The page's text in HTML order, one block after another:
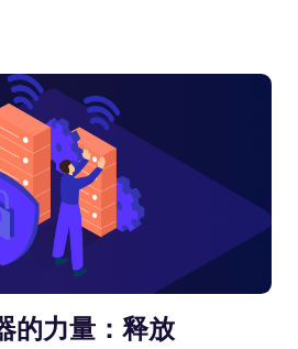
的力量：释放